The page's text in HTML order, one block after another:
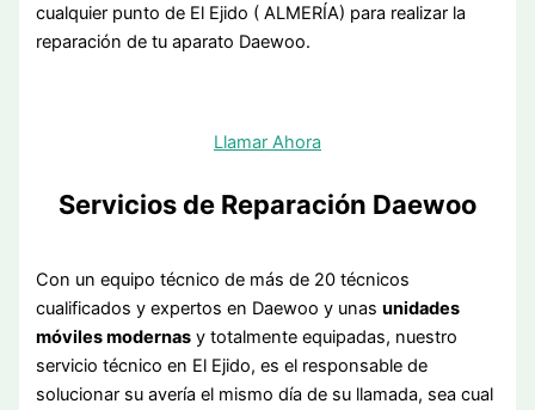
cualquier punto de El Ejido ( ALMERÍA) para realizar la
reparación de tu aparato Daewoo.
Llamar Ahora
Servicios de Reparación Daewoo
Con un equipo técnico de más de 20 técnicos
cualificados y expertos en Daewoo y unasunidades
móviles modernas y totalmente equipadas, nuestro
servicio técnico en El Ejido, es el responsable de
solucionar su avería el mismo día de su llamada, sea cual